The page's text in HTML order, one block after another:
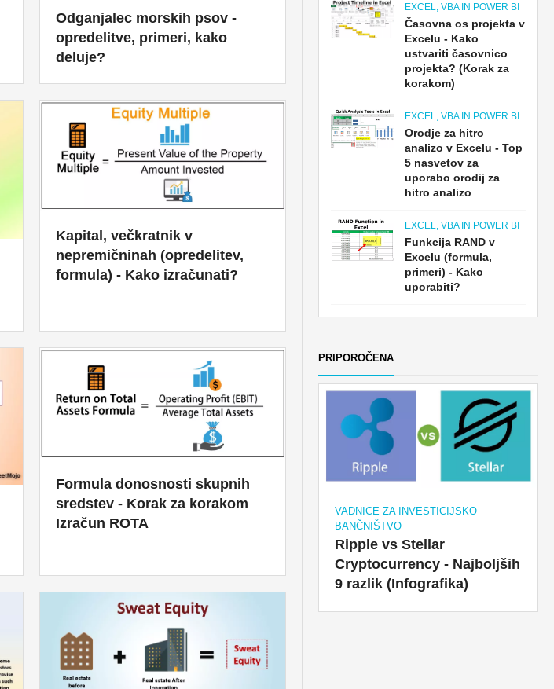
Odganjalec morskih psov -
opredelitve, primeri, kako
deluje?
Kapital, večkratnik v
nepremičninah (opredelitev,
formula) - Kako izračunati?
Formula donosnosti skupnih
sredstev - Korak za korakom
Izračun ROTA
EXCEL, VBA IN POWER BI
Časovna os projekta v
Excelu - Kako
ustvariti časovnico
projekta? (Korak za
korakom)
EXCEL, VBA IN POWER BI
Orodje za hitro
analizo v Excelu - Top
5 nasvetov za
uporabo orodij za
hitro analizo
EXCEL, VBA IN POWER BI
Funkcija RAND v
Excelu (formula,
primeri) - Kako
uporabiti?
PRIPOROČENA
VADNICE ZA INVESTICIJSKO
BANČNIŠTVO
Ripple vs Stellar
Cryptocurrency - Najboljših
9 razlik (Infografika)